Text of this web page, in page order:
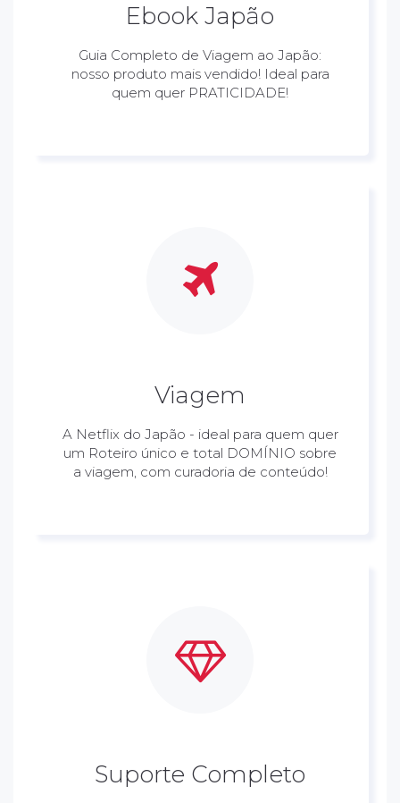
Ebook Japão
Guia Completo de Viagem ao Japão:
nosso produto mais vendido! Ideal para
quem quer PRATICIDADE!
Viagem
A Netflix do Japão - ideal para quem quer
um Roteiro único e total DOMÍNIO sobre
a viagem, com curadoria de conteúdo!
Suporte Completo